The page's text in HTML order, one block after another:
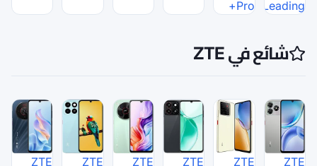
ZTE
ZTE
ZTE